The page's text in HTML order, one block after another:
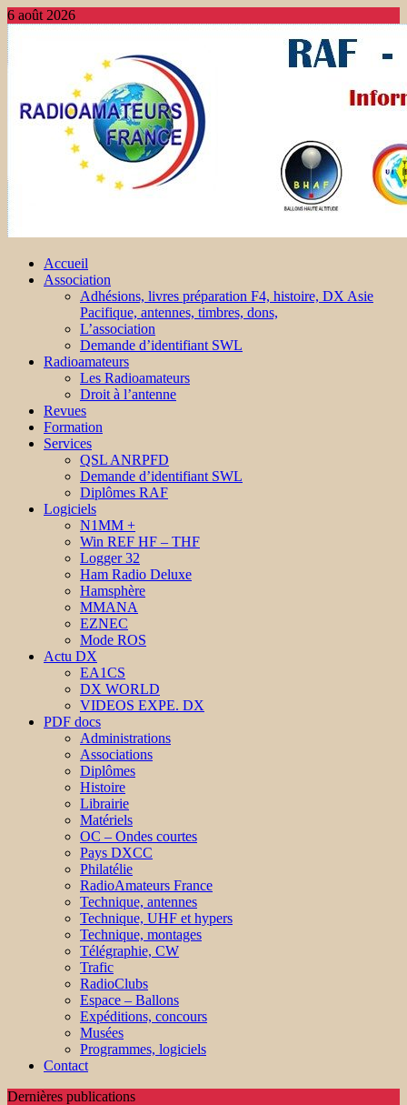
6 août 2026
Accueil
Association
Adhésions, livres préparation F4, histoire, DX Asie
Pacifique, antennes, timbres, dons,
L’association
Demande d’identifiant SWL
Radioamateurs
Les Radioamateurs
Droit à l’antenne
Revues
Formation
Services
QSL ANRPFD
Demande d’identifiant SWL
Diplômes RAF
Logiciels
N1MM +
Win REF HF – THF
Logger 32
Ham Radio Deluxe
Hamsphère
MMANA
EZNEC
Mode ROS
Actu DX
EA1CS
DX WORLD
VIDEOS EXPE. DX
PDF docs
Administrations
Associations
Diplômes
Histoire
Librairie
Matériels
OC – Ondes courtes
Pays DXCC
Philatélie
RadioAmateurs France
Technique, antennes
Technique, UHF et hypers
Technique, montages
Télégraphie, CW
Trafic
RadioClubs
Espace – Ballons
Expéditions, concours
Musées
Programmes, logiciels
Contact
Dernières publications